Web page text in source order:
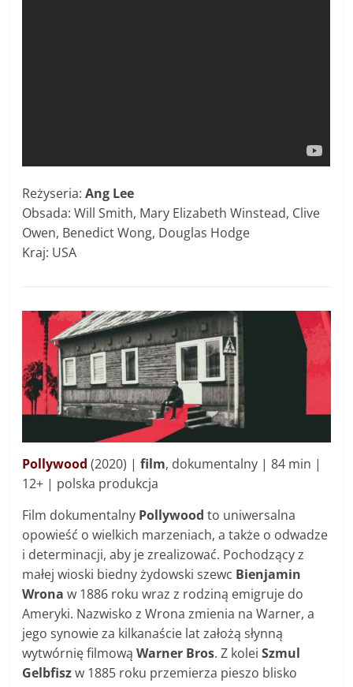
Reżyseria:Ang Lee
Obsada: Will Smith, Mary Elizabeth Winstead, Clive
Owen, Benedict Wong, Douglas Hodge
Kraj: USA
Pollywood (2020) |film, dokumentalny | 84 min |
12+ | polska produkcja
Film dokumentalny Pollywood to uniwersalna
opowieść o wielkich marzeniach, a także o odwadze
i determinacji, aby je zrealizować. Pochodzący z
małej wioski biedny żydowski szewc Bienjamin
Wrona w 1886 roku wraz z rodziną emigruje do
Ameryki. Nazwisko z Wrona zmienia na Warner, a
jego synowie za kilkanaście lat założą słynną
wytwórnię filmowąWarner Bros. Z koleiSzmul
Gelbfiszw 1885 roku przemierza pieszo blisko